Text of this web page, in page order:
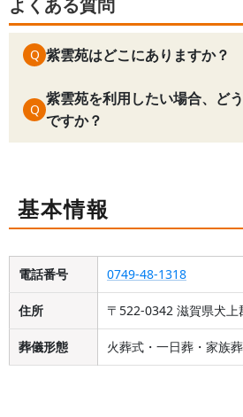
よくある質問
Q 紫雲苑はどこにありますか？
Q
紫雲苑を利用したい場合、ど
ですか？
基本情報
電話番号 0749-48-1318
住所 〒522-0342 滋賀県犬
葬儀形態 火葬式・一日葬・家族